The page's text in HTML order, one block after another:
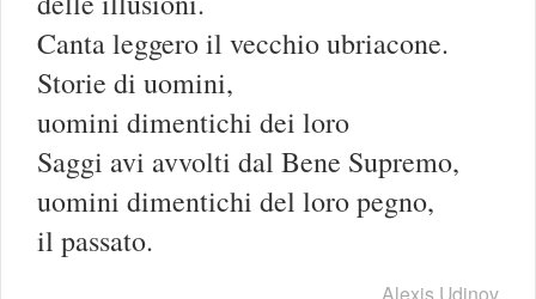
Canta leggero il vecchio ubriacone.
Storie di uomini,
uomini dimentichi dei loro
Saggi avi avvolti dal Bene Supremo,
uomini dimentichi del loro pegno,
il passato.